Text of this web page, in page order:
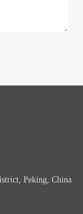
Peking, China